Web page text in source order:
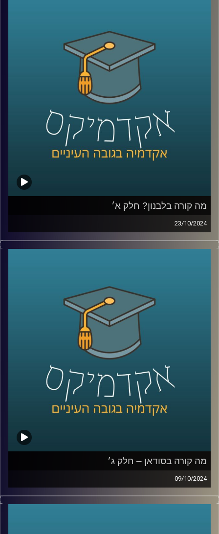
את עצמו כאגודת צדקה ללא מטרות רווח ומאחסן בתוכו את כל
הפעילות הכלכלית של חיזבאללה
שוב איתנו ד״ר חיים קורן, בית ספר לאודר לממשל, דיפלומטיה
ואסטרטגיה, אוניברסיטת רייכמן.
לשעבר שגריר ישראל הראשון לדרום סודאן ומצרים.
*הפרק הוקלט לפני התעצמות הלחימה אך מאוד רלוונטי כדי
להבין באמת איך הגענו למצב שבו אנחנו היום
קרדיט תמונות:AudioVersity
מה קורה בלבנון? חלק א׳
23/10/2024
מה לא נאמר כבר על שכנתנו מצפון לבנון?
אין ספק שיש לנו יחסים צוננים איתה שידעו עליות ומורדות,
שמכנים אותו המשבר החמור ביותר בעשורים האחרונים,
למעשה מדובר במשבר משולש – אובדן משילות, משבר כלכלי
בימים אלו אנו נמצאים בלחימה עם לבנון שלא נראתה מזה
שנים, אז מה קורה שם עכשיו? והאם מתישהו נצליח להגיע
לאיזשהי נורמליזציה ?
כדי לדון בדיוק בזה הצטרף אלינו שוב ד״ר חיים קורן, בית ספר
לאודר לממשל, דיפלומטיה ואסטרטגיה, אוניברסיטת רייכמן.
לשעבר שגריר ישראל הראשון לדרום סודאן ומצרים.
*הפרק הוקלט לפני התעצמות הלחימה אך מאוד רלוונטי כדי
להבין באמת איך הגענו למצב שבו אנחנו היום
מה קורה בסודאן – חלק ג׳
09/10/2024
המלחמה שנפתחה ב-7 באוקטובר בין ישראל לחמאס לא
נשארה רק בגבולות המדינה, החותים פועלים במצרי באב אל